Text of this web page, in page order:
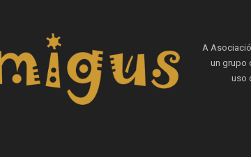
A
un grupo
uso